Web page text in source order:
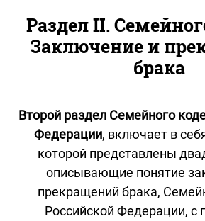
Раздел II.
Заключение и
брака
Второй раздел Семейного
Федерации, включает в
которой представлены
описывающие понятие
прекращений брака,
Российской Федерации, с